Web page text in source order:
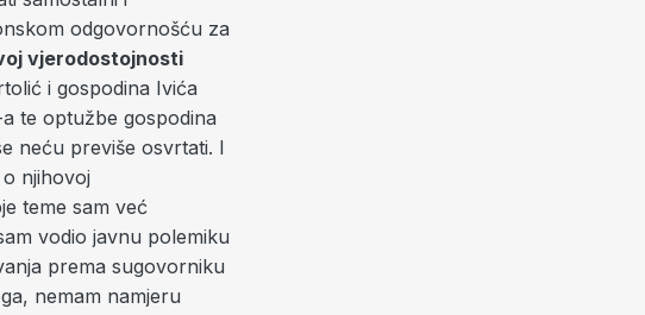
odgovornošću za
vjerodostojnosti
i gospodina Ivića
te optužbe gospodina
neću previše osvrtati. I
njihovoj
teme sam već
vodio javnu polemiku
prema sugovorniku
nemam namjeru